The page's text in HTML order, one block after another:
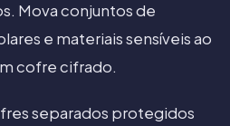
Mova conjuntos de
e materiais sensíveis ao
cofre cifrado.
separados protegidos